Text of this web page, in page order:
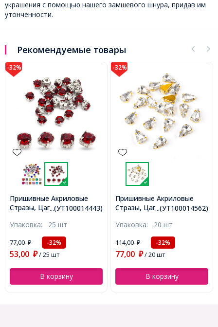
украшения с помощью нашего замшевого шнура, придав им
утонченности.
Рекомендуемые товары
-32%
...(УТ100014443)
Пришивные Акриловые
Стразы, Цапы Латунь,
Темно-красный, Размер:
5х4мм, Отв-тие 1~1.5мм,
(УТ100014443)
Упаковка: 25 шт
77,00₽ -32%
53,00 ₽/ 25 шт
В корзину
-32%
...(УТ100014562)
Пришивные Акриловые
Стразы, Цапы Латунь,
Цап: Золото, Размер:
10х6х5мм, Отв-тие 1мм,
(УТ100014562)
Упаковка: 20 шт
114,00₽ -32%
77,00 ₽/ 20 шт
В корзину